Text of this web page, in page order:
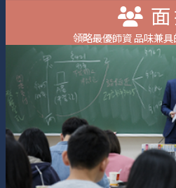
領略最優師資 品味兼